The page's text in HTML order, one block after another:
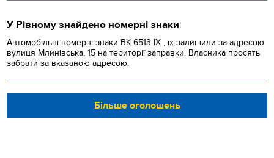
У Рівному знайдено номерні знаки
Автомобільні номерні знаки BK 6513 IX , їх залишили за адресою
вулиця Млинівська, 15 на території заправки. Власника просять
забрати за вказаною адресою.
Більше оголошень